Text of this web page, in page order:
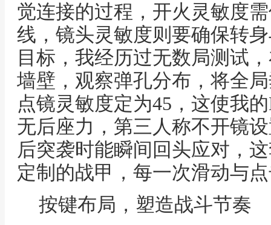
觉连接的过程，开火灵敏度
线，镜头灵敏度则要确保转
目标，我经历过无数局测试
墙壁，观察弹孔分布，将全
点镜灵敏度定为45，这使我
无后座力，第三人称不开镜
后突袭时能瞬间回头应对，
定制的战甲，每一次滑动与
按键布局，塑造战斗节奏